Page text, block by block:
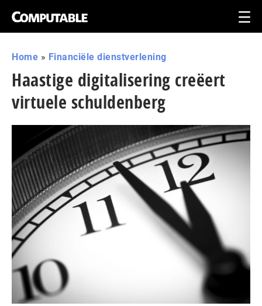
Home » Financiële dienstverlening
Haastige digitalisering creëert
virtuele schuldenberg